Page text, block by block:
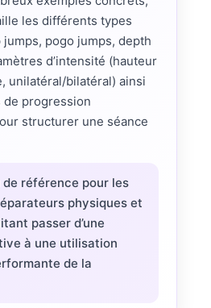
les différents types
jumps, pogo jumps, depth
d’intensité (hauteur
unilatéral/bilatéral) ainsi
progression
structurer une séance
référence pour les
physiques et
passer d’une
à une utilisation
de la